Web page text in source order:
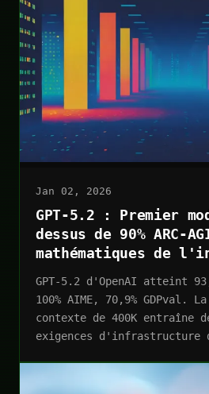
Jan 02, 2026
GPT-5.2 : Premier
dessus de 90% ARC-
mathématiques de
GPT-5.2 d'OpenAI atteint
100% AIME, 70,9% GDPval.
contexte de 400K entraîne
exigences d'infrastructure